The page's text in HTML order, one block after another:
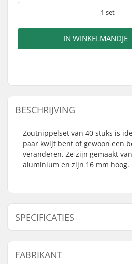
1 set
IN WINKELMANDJE
BESCHRIJVING
Zoutnippelset van 40 stuks is
paar kwijt bent of gewoon een
veranderen. Ze zijn gemaakt
aluminium en zijn 16 mm hoog.
SPECIFICATIES
Gewicht: 17g
FABRIKANT